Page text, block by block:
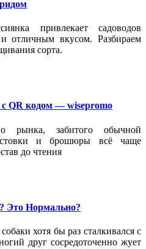
привлекает садоводов
отличным вкусом. Разбираем
сорта.
QR кодом — wisepromo
рынка, забитого обычной
и брошюры всё чаще
до чтения
Это Нормально?
хотя бы раз сталкивался с
друг сосредоточенно жует